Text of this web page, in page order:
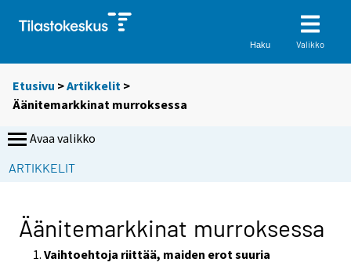
Haku Valikko
Etusivu >Artikkelit >
Äänitemarkkinat murroksessa
Avaa valikko
ARTIKKELIT
Äänitemarkkinat murroksessa
Vaihtoehtoja riittää, maiden erot suuria